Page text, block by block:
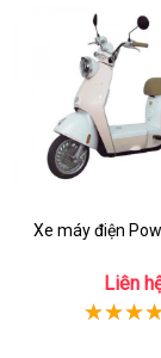
Xe máy điện
Liên